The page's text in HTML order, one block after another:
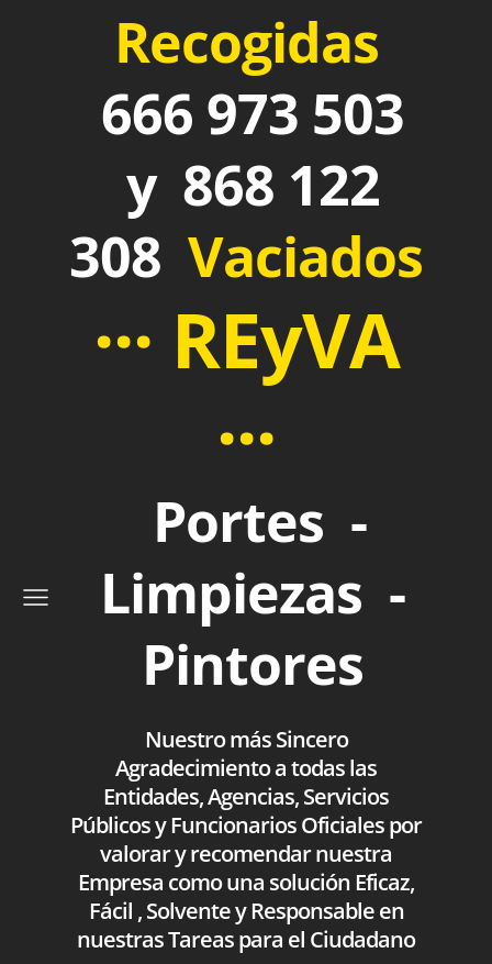
Recogidas
666 973 503
y 868 122
308 Vaciados
··· REyVA
···
Portes -
Limpiezas -
Pintores
Nuestro más Sincero
Agradecimiento a todas las
Entidades, Agencias, Servicios
Públicos y Funcionarios Oficiales por
valorar y recomendar nuestra
Empresa como una solución Eficaz,
Fácil , Solvente y Responsable en
nuestras Tareas para el Ciudadano